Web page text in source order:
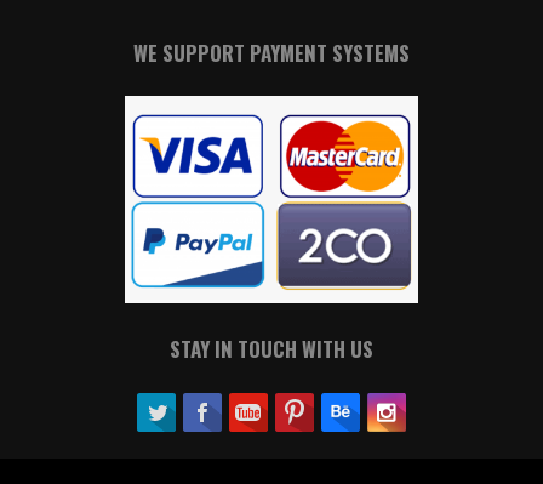
WE SUPPORT PAYMENT SYSTEMS
STAY IN TOUCH WITH US